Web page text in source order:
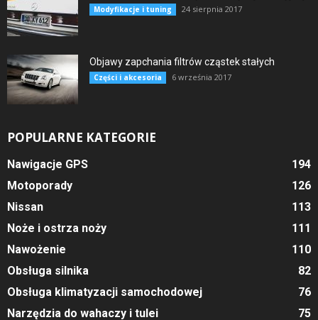
Modyfikacje i tuning 24 sierpnia 2017
Objawy zapchania filtrów cząstek stałych
Części i akcesoria 6 września 2017
POPULARNE KATEGORIE
Nawigacje GPS
194
Motoporady
126
Nissan
113
Noże i ostrza noży
111
Nawożenie
110
Obsługa silnika
82
Obsługa klimatyzacji samochodowej
76
Narzędzia do wahaczy i tulei
75